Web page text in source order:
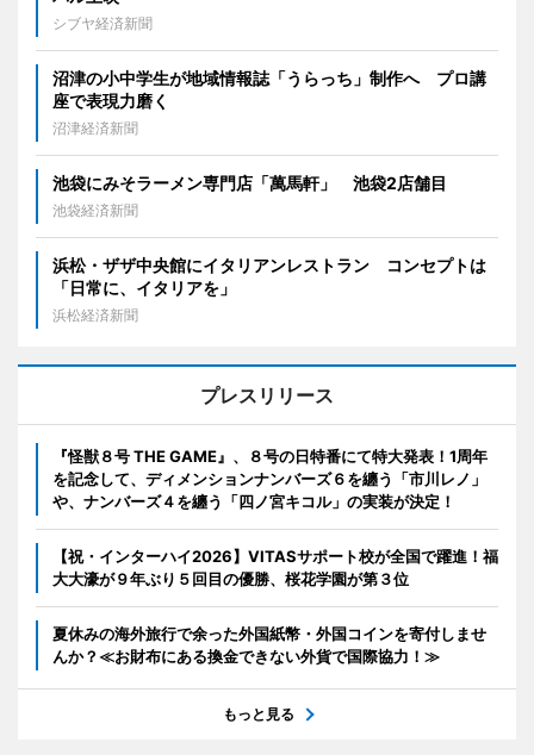
シブヤ経済新聞
沼津の小中学生が地域情報誌「うらっち」制作へ プロ講
座で表現力磨く
沼津経済新聞
池袋にみそラーメン専門店「萬馬軒」 池袋2店舗目
池袋経済新聞
浜松・ザザ中央館にイタリアンレストラン コンセプトは
「日常に、イタリアを」
浜松経済新聞
プレスリリース
『怪獣８号 THE GAME』、８号の日特番にて特大発表！1周年
を記念して、ディメンションナンバーズ６を纏う「市川レノ」
や、ナンバーズ４を纏う「四ノ宮キコル」の実装が決定！
【祝・インターハイ2026】VITASサポート校が全国で躍進！福
大大濠が９年ぶり５回目の優勝、桜花学園が第３位
夏休みの海外旅行で余った外国紙幣・外国コインを寄付しませ
んか？≪お財布にある換金できない外貨で国際協力！≫
もっと見る